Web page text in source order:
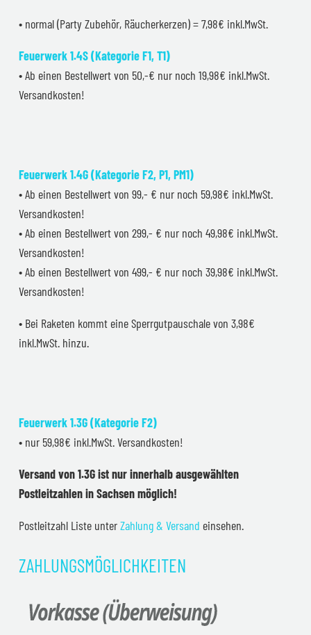
• normal (Party Zubehör, Räucherkerzen) = 7,98€ inkl.MwSt.
Feuerwerk 1.4S (Kategorie F1, T1)
• Ab einen Bestellwert von 50,-€ nur noch 19,98€ inkl.MwSt.
Versandkosten!
Feuerwerk 1.4G (Kategorie F2, P1, PM1)
• Ab einen Bestellwert von 99,- € nur noch 59,98€ inkl.MwSt.
Versandkosten!
• Ab einen Bestellwert von 299,- € nur noch 49,98€ inkl.MwSt.
Versandkosten!
• Ab einen Bestellwert von 499,- € nur noch 39,98€ inkl.MwSt.
Versandkosten!
• Bei Raketen kommt eine Sperrgutpauschale von 3,98€
inkl.MwSt. hinzu.
Feuerwerk 1.3G (Kategorie F2)
• nur 59,98€ inkl.MwSt. Versandkosten!
Versand von 1.3G ist nur innerhalb ausgewählten
Postleitzahlen in Sachsen möglich!
Postleitzahl Liste unterZahlung & Versand einsehen.
ZAHLUNGSMÖGLICHKEITEN